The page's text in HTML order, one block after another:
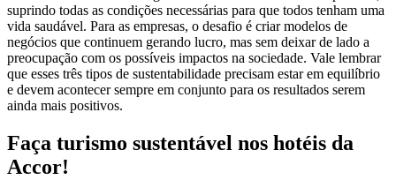
suprindo todas as condições necessárias para que todos tenham uma
vida saudável. Para as empresas, o desafio é criar modelos de
negócios que continuem gerando lucro, mas sem deixar de lado a
preocupação com os possíveis impactos na sociedade. Vale lembrar
que esses três tipos de sustentabilidade precisam estar em equilíbrio
e devem acontecer sempre em conjunto para os resultados serem
ainda mais positivos.
Faça turismo sustentável nos hotéis da
Accor!